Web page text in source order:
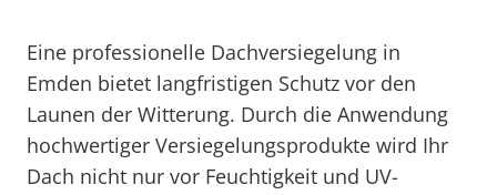
Eine professionelle Dachversiegelung in
Emden bietet langfristigen Schutz vor den
Launen der Witterung. Durch die Anwendung
hochwertiger Versiegelungsprodukte wird Ihr
Dach nicht nur vor Feuchtigkeit und UV-